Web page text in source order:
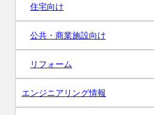
住宅向け
公共・商業施設向け
リフォーム
エンジニアリング情報